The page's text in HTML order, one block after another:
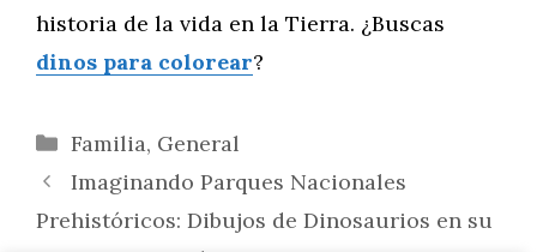
historia de la vida en la Tierra. ¿Buscas
dinos para colorear?
Categorías
Familia, General
Imaginando Parques Nacionales
Prehistóricos: Dibujos de Dinosaurios en su